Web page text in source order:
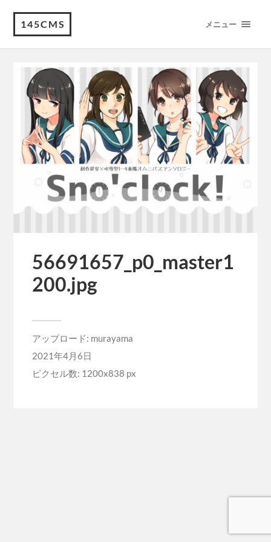
145CMS メニュー
56691657_p0_master1
200.jpg
アップロード: murayama
2021年4月6日
ピクセル数: 1200x838 px